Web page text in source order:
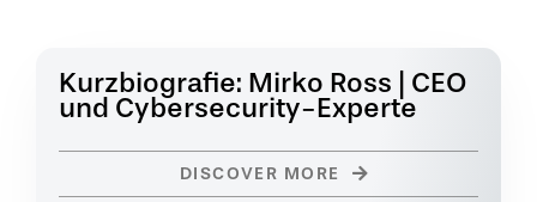
Kurzbiografie: Mirko Ross | CEO
und Cybersecurity-Experte
DISCOVER MORE